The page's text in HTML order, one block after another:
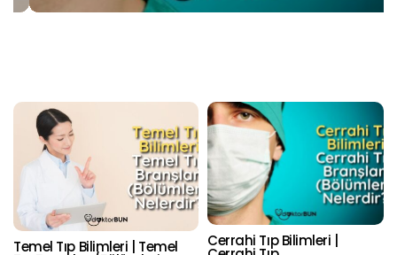
Temel Tıp Bilimleri | Temel Cerrahi Tıp Bilimleri |